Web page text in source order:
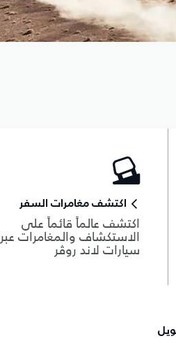
اكتشف مغامرات السفر
اكتشف عالماً قائماً على
الاستكشاف والمغامرات عبر
سيارات لاند روڤر